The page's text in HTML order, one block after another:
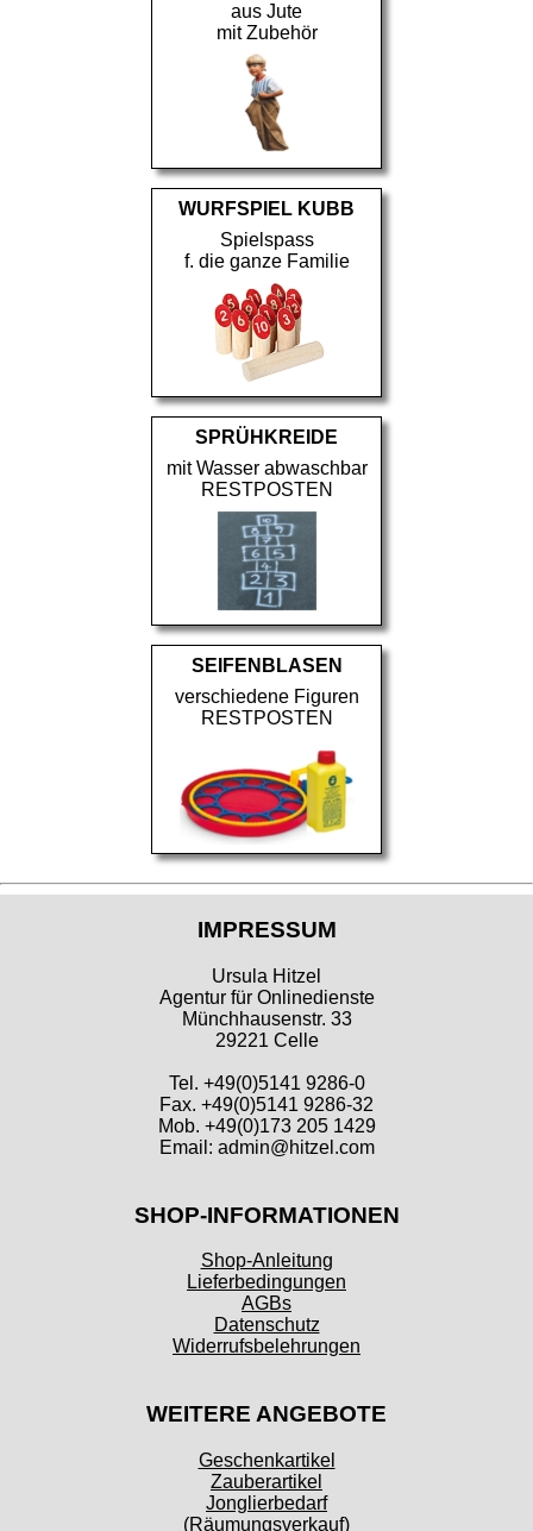
aus Jute
mit Zubehör
WURFSPIEL KUBB
Spielspass
f. die ganze Familie
SPRÜHKREIDE
mit Wasser abwaschbar
RESTPOSTEN
SEIFENBLASEN
verschiedene Figuren
RESTPOSTEN
IMPRESSUM
Ursula Hitzel
Agentur für Onlinedienste
Münchhausenstr. 33
29221 Celle
Tel. +49(0)5141 9286-0
Fax. +49(0)5141 9286-32
Mob. +49(0)173 205 1429
Email: admin@hitzel.com
SHOP-INFORMATIONEN
Shop-Anleitung
Lieferbedingungen
AGBs
Datenschutz
Widerrufsbelehrungen
WEITERE ANGEBOTE
Geschenkartikel
Zauberartikel
Jonglierbedarf
(Räumungsverkauf)